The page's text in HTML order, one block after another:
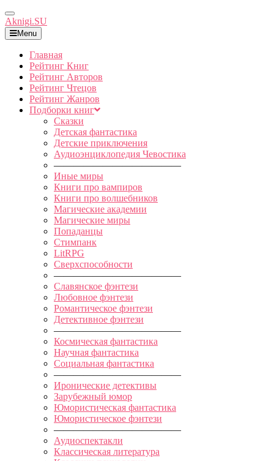
Toggle
Navigation
Aknigi.SU
Menu
Главная
Рейтинг Книг
Рейтинг Авторов
Рейтинг Чтецов
Рейтинг Жанров
Подборки книг
Сказки
Детская фантастика
Детские приключения
Аудиоэнциклопедия Чевостика
—————————————
Иные миры
Книги про вампиров
Книги про волшебников
Магические академии
Магические миры
Попаданцы
Стимпанк
LitRPG
Сверхспособности
—————————————
Славянское фэнтези
Любовное фэнтези
Романтическое фэнтези
Детективное фэнтези
—————————————
Космическая фантастика
Научная фантастика
Социальная фантастика
—————————————
Иронические детективы
Зарубежный юмор
Юмористическая фантастика
Юмористическое фэнтези
—————————————
Аудиоспектакли
Классическая литература